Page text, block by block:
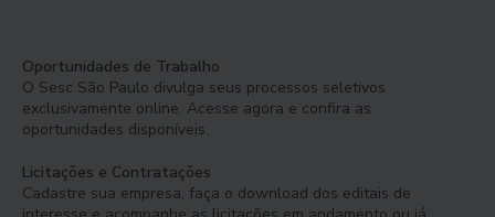
Oportunidades de Trabalho
O Sesc São Paulo divulga seus processos seletivos
exclusivamente online. Acesse agora e confira as
oportunidades disponíveis.
Licitações e Contratações
Cadastre sua empresa, faça o download dos editais de